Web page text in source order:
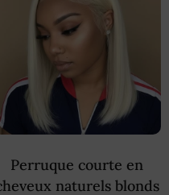
Perruque courte en
naturels blonds